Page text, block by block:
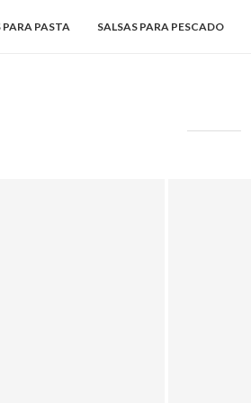
PARA PASTA SALSAS PARA PESCADO